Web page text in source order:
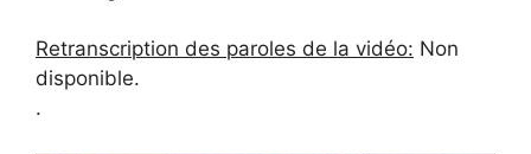
Retranscription des paroles de la vidéo: Non
disponible.
.